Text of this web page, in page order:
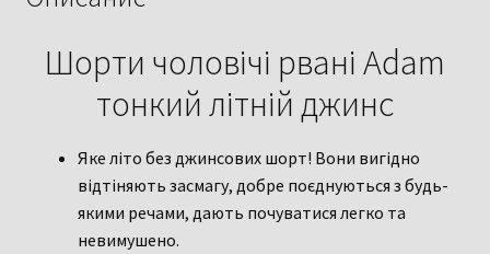
Шорти чоловічі рвані Adam
тонкий літній джинс
Яке літо без джинсових шорт! Вони вигідно
відтіняють засмагу, добре поєднуються з будь-
якими речами, дають почуватися легко та
невимушено.